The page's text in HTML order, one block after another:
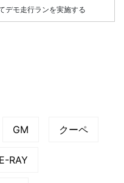
デモ走行ランを実施する
GM クーペ
RAY